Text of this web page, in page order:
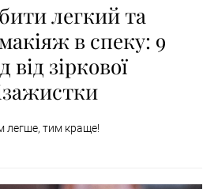
легкий та
в спеку: 9
від зіркової
легше, тим краще!